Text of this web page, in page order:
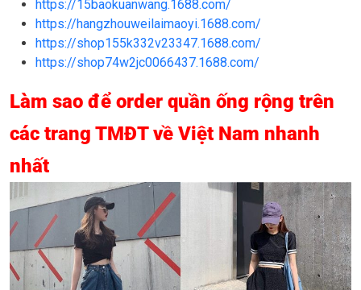
https://15baokuanwang.1688.com/
https://hangzhouweilaimaoyi.1688.com/
https://shop155k332v23347.1688.com/
https://shop74w2jc0066437.1688.com/
Làm sao để order quần ống rộng trên
các trang TMĐT về Việt Nam nhanh
nhất